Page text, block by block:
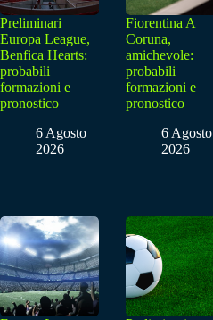
Preliminari
Europa League,
Benfica Hearts:
probabili
formazioni e
pronostico
6 Agosto
2026
Fiorentina A
Coruna,
amichevole:
probabili
formazioni e
pronostico
6 Agosto
2026